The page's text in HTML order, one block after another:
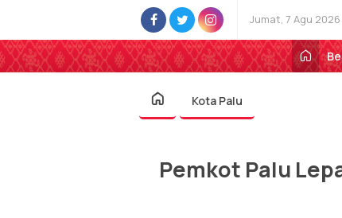
Jumat, 7 Agu 2026
Kota Palu
Pemkot Palu